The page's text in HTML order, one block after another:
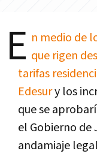
E n medio de
que rigen
tarifas
Edesury los
que se
el Gobierno de
andamiaje